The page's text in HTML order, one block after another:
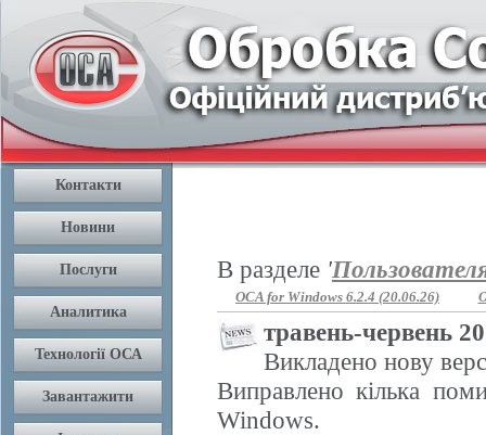
В разделе '
OCA for Windows 6.2.4 (20.06.26)
травень-червень
Викладено нову
Виправлено кілька
Windows.